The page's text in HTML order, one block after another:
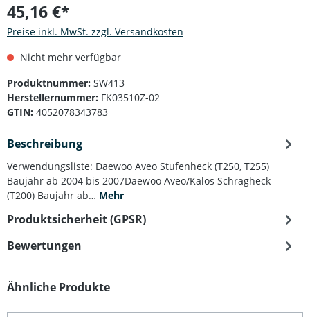
45,16 €*
Preise inkl. MwSt. zzgl. Versandkosten
Nicht mehr verfügbar
Produktnummer: SW413
Herstellernummer: FK03510Z-02
GTIN: 4052078343783
Beschreibung
Verwendungsliste: Daewoo Aveo Stufenheck (T250, T255)
Baujahr ab 2004 bis 2007Daewoo Aveo/Kalos Schrägheck
(T200) Baujahr ab… Mehr
Produktsicherheit (GPSR)
Bewertungen
Produktgalerie überspringen
Ähnliche Produkte